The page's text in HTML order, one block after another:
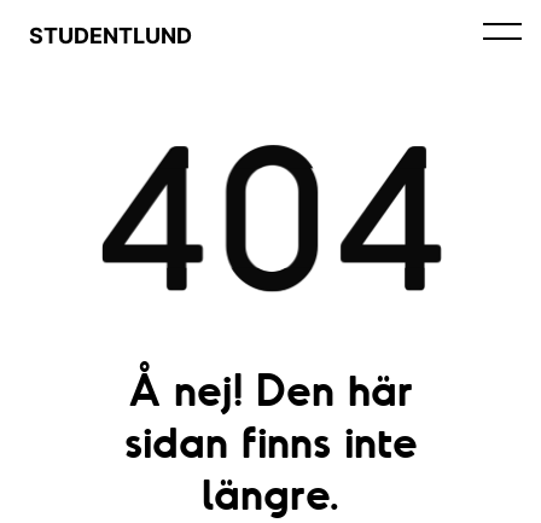
STUDENTLUND
404
Å nej! Den här
sidan finns inte
längre.